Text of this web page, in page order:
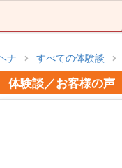
ナ すべての体験談
体験談／お客様の声